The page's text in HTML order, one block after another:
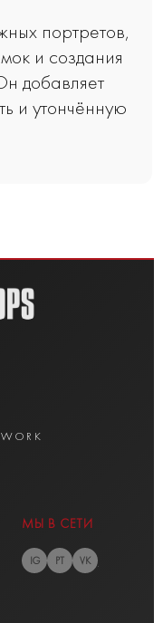
портретов,
и создания
добавляет
и утончённую
МЫ В СЕТИ
IG PT VK